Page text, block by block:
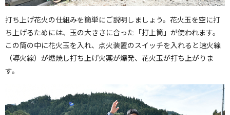
打ち上げ花火の仕組みを簡単にご説明しましょう。花火玉を空に打
ち上げるためには、玉の大きさに合った「打上筒」が使われます。
この筒の中に花火玉を入れ、点火装置のスイッチを入れると速火線
（導火線）が燃焼し打ち上げ火薬が爆発、花火玉が打ち上がりま
す。